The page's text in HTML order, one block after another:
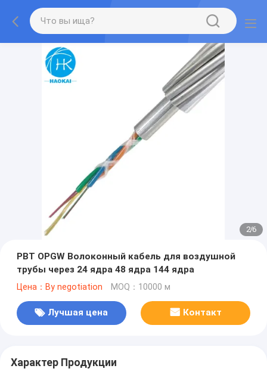
2/6
PBT OPGW Волоконный кабель для воздушной
трубы через 24 ядра 48 ядра 144 ядра
Цена：By negotiation MOQ：10000 м
Лучшая цена Контакт
Характер Продукции